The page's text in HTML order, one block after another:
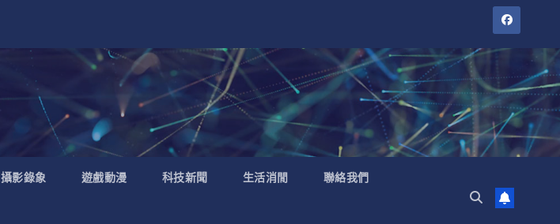
攝影錄象 遊戲動漫 科技新聞 生活消閒 聯絡我們